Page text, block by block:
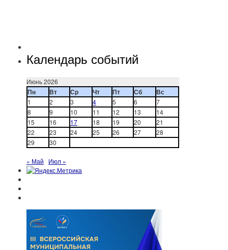
Календарь событий
Июнь 2026
Пн Вт Ср Чт Пт Сб Вс
1 2 3 4 5 6
7
8
9 10 11 12 13
14
15
16 17 18 19 20
21
22
23 24 25 26 27
28
29
30
« Май Июл »